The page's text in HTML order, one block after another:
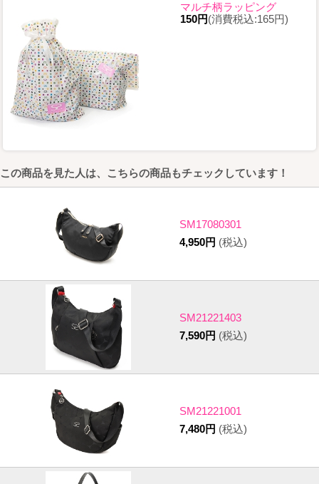
マルチ柄ラッピング
150円(消費税込:165円)
この商品を見た人は、こちらの商品もチェックしています！
SM17080301
4,950円 (税込)
SM21221403
7,590円 (税込)
SM21221001
7,480円 (税込)